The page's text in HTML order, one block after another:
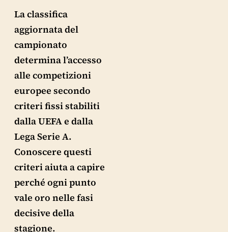
La classifica
aggiornata del
campionato
determina l’accesso
alle competizioni
europee secondo
criteri fissi stabiliti
dalla UEFA e dalla
Lega Serie A.
Conoscere questi
criteri aiuta a capire
perché ogni punto
vale oro nelle fasi
decisive della
stagione.